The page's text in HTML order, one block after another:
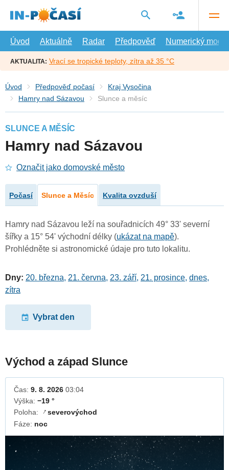
hlavní
Úvod
Aktuálně Radar Předpověď Numerický model
AKTUALITA: Vrací se tropické teploty, zítra až 35 °C
Úvod Předpověď počasí
Kraj Vysočina
Hamry nad Sázavou
Slunce a měsíc
SLUNCE A MĚSÍC
Hamry nad Sázavou
Označit jako domovské město
Počasí Slunce a Měsíc Kvalita ovzduší
Hamry nad Sázavou leží na souřadnicích 49° 33' severní
šířky a 15° 54' východní délky (ukázat na mapě).
Prohlédněte si astronomické údaje pro tuto lokalitu.
Dny: 20. března, 21. června, 23. září, 21. prosince, dnes,
zítra
Vybrat den
Východ a západ Slunce
Čas: 9. 8. 2026 03:04
Výška: −19 °
Poloha:
↓severovýchod
Fáze: noc